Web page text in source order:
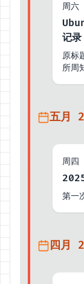
周
记录
原标
所周
五月
周
第一
四月